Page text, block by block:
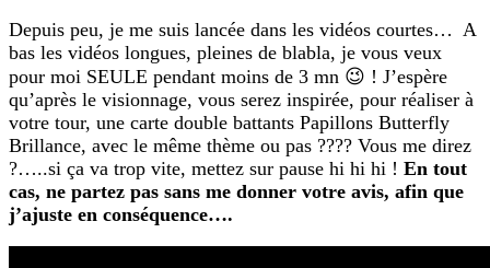
Depuis peu, je me suis lancée dans les vidéos courtes… A
bas les vidéos longues, pleines de blabla, je vous veux
pour moi SEULE pendant moins de 3 mn 😉 ! J’espère
qu’après le visionnage, vous serez inspirée, pour réaliser à
votre tour, une carte double battants Papillons Butterfly
Brillance, avec le même thème ou pas ???? Vous me direz
?…..si ça va trop vite, mettez sur pause hi hi hi ! En tout
cas, ne partez pas sans me donner votre avis, afin que
j’ajuste en conséquence….